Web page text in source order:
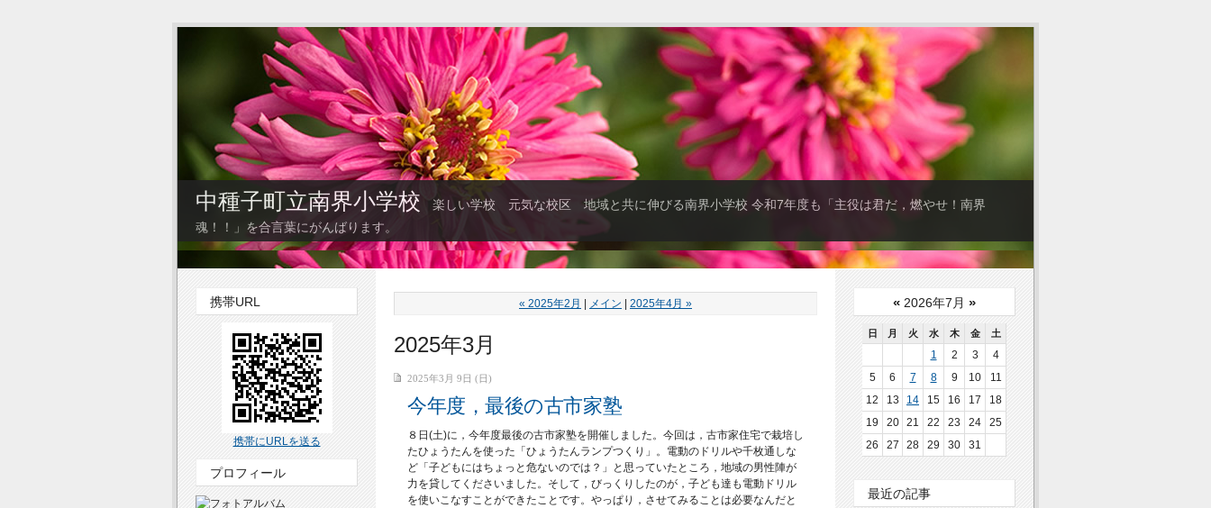
中種子町立南界小学校
楽しい学校 元気な校区 地域と共に伸びる南界小学校 令和7年度も「主役は君だ，燃やせ！南界
魂！！」を合言葉にがんばります。
携帯URL
携帯にURLを送る
プロフィール
« 2025年2月 メイン 2025年4月 »
2025年3月
2025年3月 9日 (日)
今年度，最後の古市家塾
８日(土)に，今年度最後の古市家塾を開催しました。今回は，古市家住宅で栽培し
たひょうたんを使った「ひょうたんランプつくり」。電動のドリルや千枚通しな
ど「子どもにはちょっと危ないのでは？」と思っていたところ，地域の男性陣が
力を貸してくださいました。そして，びっくりしたのが，子ども達も電動ドリル
を使いこなすことができたことです。やっぱり，させてみることは必要なんだと
« 2026年7月 »
日 月 火 水 木 金 土
1 2 3
4
5
6 7 8 9 10
11
12
13 14 15 16 17
18
19
20 21 22 23 24
25
26
27 28 29 30 31
最近の記事